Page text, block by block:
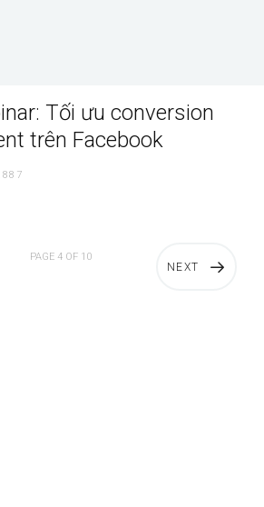
Tối ưu conversion
trên Facebook
NEXT
PAGE 4 OF 10